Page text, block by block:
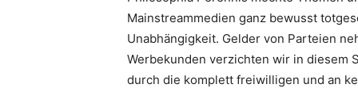
Mainstreammedien ganz bewusst
Unabhängigkeit. Gelder von Parteien
Werbekunden verzichten wir in diesem
durch die komplett freiwilligen und an